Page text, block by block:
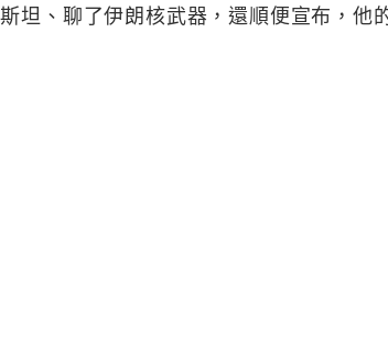
坦、聊了伊朗核武器，還順便宣布，他